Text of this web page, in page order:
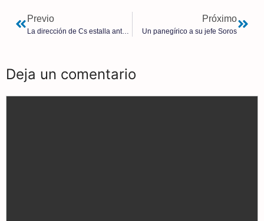
Previo
La dirección de Cs estalla ante el pacto con Sánchez
Próximo
Un panegírico a su jefe Soros
Deja un comentario